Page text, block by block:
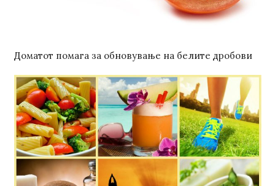
Доматот помага за обновување на белите дробови